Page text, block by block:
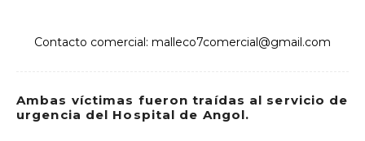
Contacto comercial: malleco7comercial@gmail.com
Ambas víctimas fueron traídas al servicio de
urgencia del Hospital de Angol.